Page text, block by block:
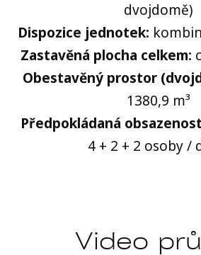
dvojdomě)
Dispozice jednotek:
Zastavěná plocha celkem:
Obestavěný prostor
1380,9 m³
Předpokládaná
4 + 2 + 2 osoby /
Video